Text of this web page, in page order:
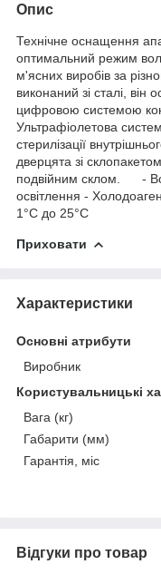
Опис
Технічне оснащення
оптимальний режим
м'ясних виробів за
виконаний зі сталі,
цифровою системою
Ультрафіолетова
стерилізації
дверцята зі
подвійним склом. -
освітлення -
1°C до 25°C
Приховати
Характеристики
Основні атрибути
Виробник
Користувальницькі
Вага (кг)
Габарити (мм)
Гарантія, міс
Відгуки про товар